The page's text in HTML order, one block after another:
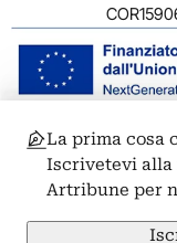
© 2011-2026
00186 Roma - P.I.
Privacy:
ARTRIBUNE srl –
La prima cosa
Iscrivetevi
Artribune per